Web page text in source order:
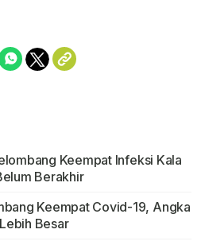
Keempat Infeksi Kala
Berakhir
Keempat Covid-19, Angka
Besar